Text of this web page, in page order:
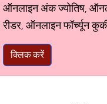
ऑनलाइन अंक ज्योतिष,
रीडर, ऑनलाइन फॉर्च्यून
क्लिक करें